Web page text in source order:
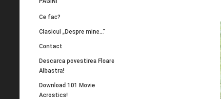
Ce fac?
Clasicul „Despre mine…”
Contact
Descarca povestirea Floare
Albastra!
Download 101 Movie
Acrostics!